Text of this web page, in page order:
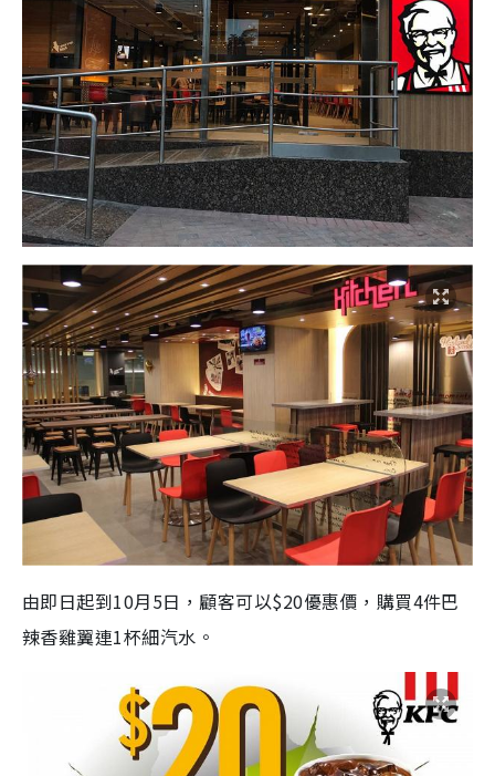
由即日起到10月5日，顧客可以$20優惠價，購買4件巴
辣香雞翼連1杯細汽水。